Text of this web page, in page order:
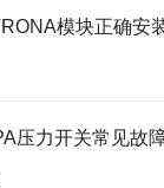
模块正确安
压力开关常见故